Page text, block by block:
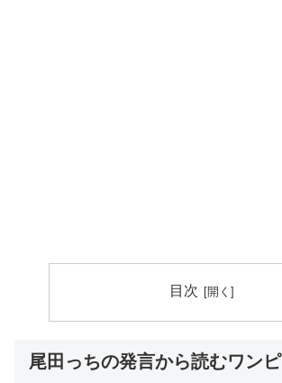
目次
尾田っちの発言から読むワンピ